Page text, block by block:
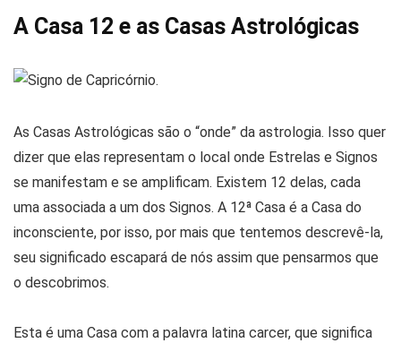
A Casa 12 e as Casas Astrológicas
As Casas Astrológicas são o “onde” da astrologia. Isso quer
dizer que elas representam o local onde Estrelas e Signos
se manifestam e se amplificam. Existem 12 delas, cada
uma associada a um dos Signos. A 12ª Casa é a Casa do
inconsciente, por isso, por mais que tentemos descrevê-la,
seu significado escapará de nós assim que pensarmos que
o descobrimos.
Esta é uma Casa com a palavra latina carcer, que significa